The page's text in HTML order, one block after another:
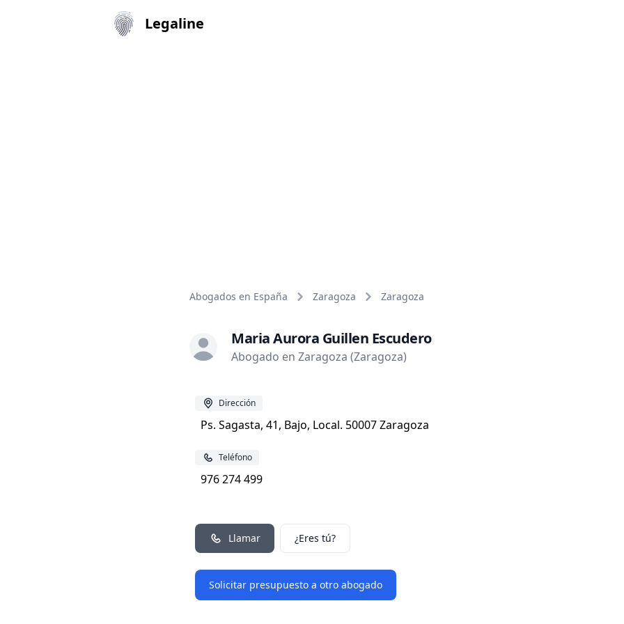
Legaline
Abogados en España Zaragoza Zaragoza
Maria Aurora Guillen Escudero
Abogado en Zaragoza (Zaragoza)
Dirección
Ps. Sagasta, 41, Bajo, Local. 50007 Zaragoza
Teléfono
976 274 499
Llamar ¿Eres tú?
Solicitar presupuesto a otro abogado